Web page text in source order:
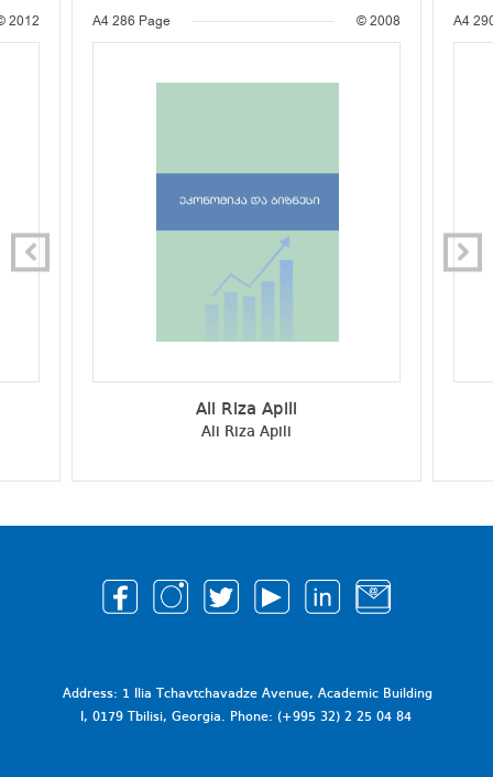
2012 A4 286 Page © 2008
Ali Riza Apili
Ali Riza Apili
A4
Address: 1 Ilia Tchavtchavadze Avenue, Academic Building
I, 0179 Tbilisi, Georgia. Phone: (+995 32) 2 25 04 84